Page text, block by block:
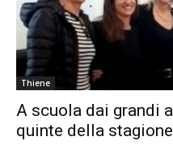
Thiene
A scuola dai grandi
quinte della